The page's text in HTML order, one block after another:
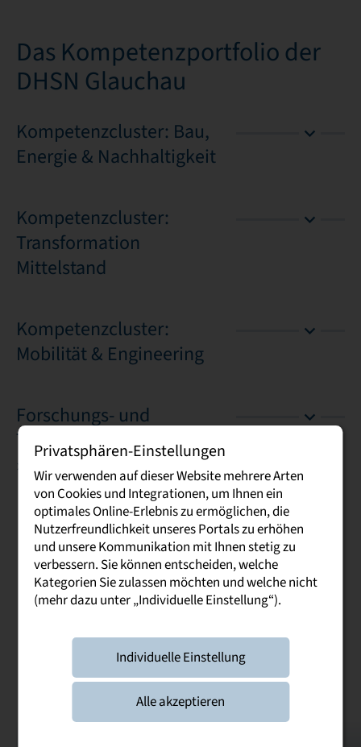
Das Kompetenzportfolio der
DHSN Glauchau
Kompetenzcluster: Bau,
Energie & Nachhaltigkeit
Kompetenzcluster:
Transformation
Mittelstand
Kompetenzcluster:
Mobilität & Engineering
Forschungs- und
Transferplattform
»SachsoMeter«
Privatsphären-Einstellungen
Wir verwenden auf dieser Website mehrere Arten
von Cookies und Integrationen, um Ihnen ein
optimales Online-Erlebnis zu ermöglichen, die
Nutzerfreundlichkeit unseres Portals zu erhöhen
und unsere Kommunikation mit Ihnen stetig zu
verbessern. Sie können entscheiden, welche
Kategorien Sie zulassen möchten und welche nicht
(mehr dazu unter „Individuelle Einstellung“).
Individuelle Einstellung
Alle akzeptieren